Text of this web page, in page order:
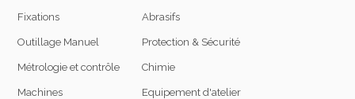
Fixations
Outillage Manuel
Métrologie et contrôle
Machines
Abrasifs
Protection & Sécurité
Chimie
Equipement d'atelier